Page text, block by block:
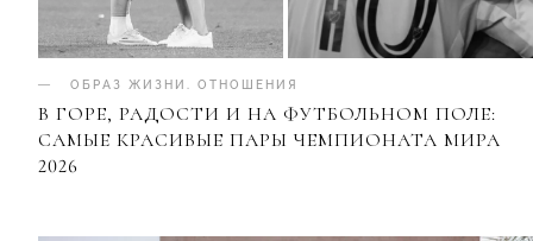
ОБРАЗ ЖИЗНИ ОТНОШЕНИЯ
В ГОРЕ, РАДОСТИ И НА ФУТБОЛЬНОМ ПОЛЕ:
САМЫЕ КРАСИВЫЕ ПАРЫ ЧЕМПИОНАТА МИРА
2026